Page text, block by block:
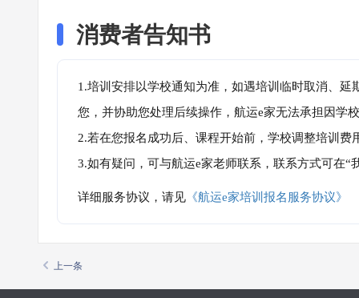
消费者告知书
1.培训安排以学校通知为准，如遇培训临时取消、
您，并协助您处理后续操作，航运e家无法承担因学
2.若在您报名成功后、课程开始前，学校调整培训
3.如有疑问，可与航运e家老师联系，联系方式可在
详细服务协议，请见 《航运e家培训报名服务协议》
上一条